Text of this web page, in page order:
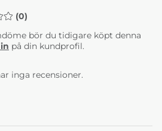
0 AV 5 ANTAL BETYG 0
(0)
bör du tidigare köpt denna
på din kundprofil.
inga recensioner.